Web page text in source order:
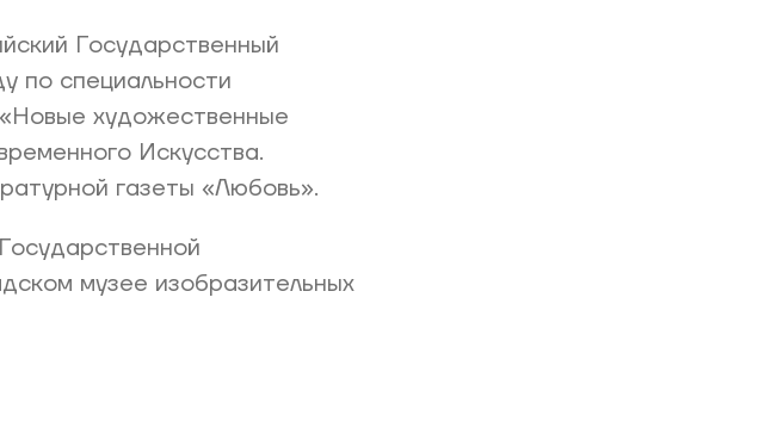
Государственный
по специальности
художественные
Искусства.
газеты «Любовь».
музее изобразительных